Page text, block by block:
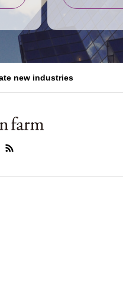
new industries